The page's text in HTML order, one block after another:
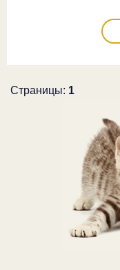
Страницы: 1